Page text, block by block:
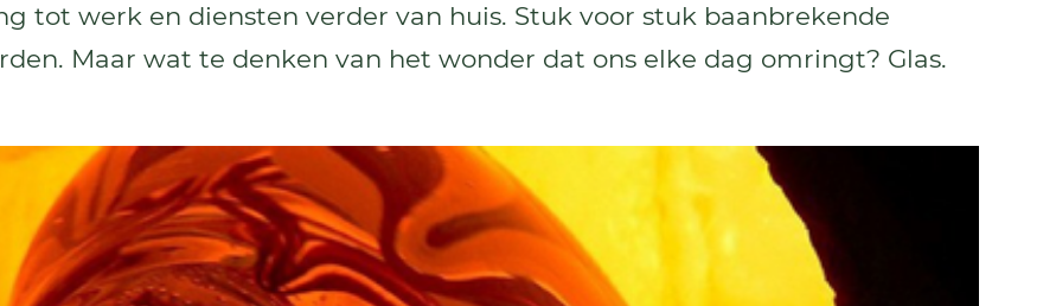
tot werk en diensten verder van huis. Stuk voor stuk baanbrekende
Maar wat te denken van het wonder dat ons elke dag omringt? Glas.